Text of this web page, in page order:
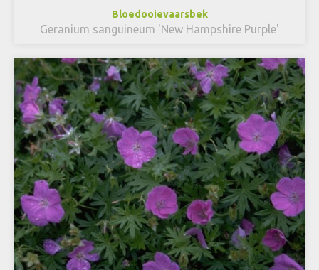
Bloedooievaarsbek
Geranium sanguineum 'New Hampshire Purple'